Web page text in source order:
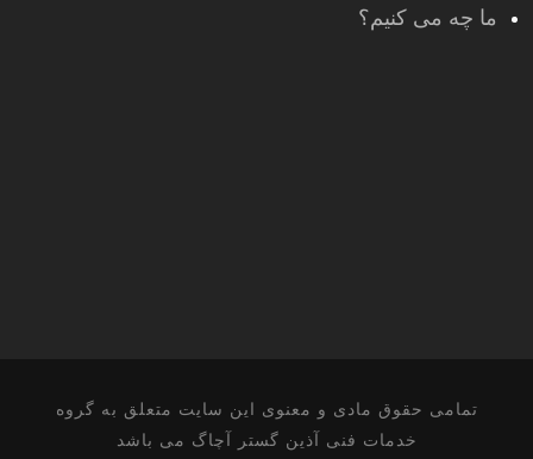
ما چه می کنیم؟
تمامی حقوق مادی و معنوی این سایت متعلق به گروه
خدمات فنی آذین گستر آچاگ می باشد